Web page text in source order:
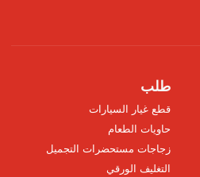
طلب
قطع غيار السيارات
حاويات الطعام
زجاجات مستحضرات التجميل
التغليف الورقي